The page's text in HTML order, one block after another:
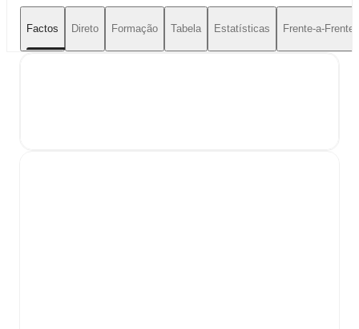
Factos Direto Formação Tabela Estatísticas Frente-a-Frente